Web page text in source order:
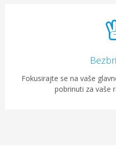
Fokusirajte se na vaše
pobrinuti za vaše